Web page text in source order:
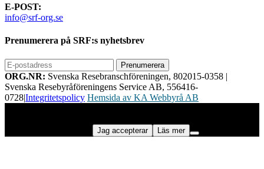
E-POST:
info@srf-org.se
Prenumerera på SRF:s nyhetsbrev
ORG.NR: Svenska Resebranschföreningen, 802015-0358 |
Svenska Resebyråföreningens Service AB, 556416-
0728|Integritetspolicy Hemsida av KA Webbyrå AB
Jag accepterar Läs mer